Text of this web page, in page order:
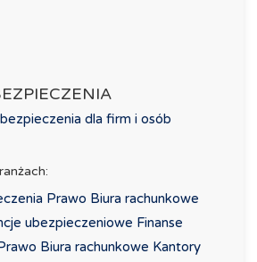
dla firm i osób
Prawo Biura rachunkowe
ubezpieczeniowe Finanse
Biura rachunkowe Kantory